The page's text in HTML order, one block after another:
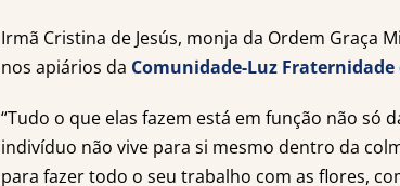
Irmã Cristina de Jesús, monja da Ordem
nos apiários da Comunidade-Luz Fraternidade
“Tudo o que elas fazem está em função não só
indivíduo não vive para si mesmo dentro da
para fazer todo o seu trabalho com as flores,